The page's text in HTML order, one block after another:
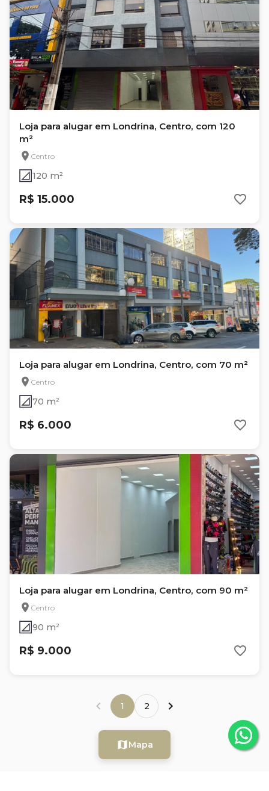
Loja para alugar em Londrina, Centro, com 120
m²
Centro
120 m²
R$ 15.000
Loja para alugar em Londrina, Centro, com 70 m²
Centro
70 m²
R$ 6.000
Loja para alugar em Londrina, Centro, com 90 m²
Centro
90 m²
R$ 9.000
1 2
Mapa